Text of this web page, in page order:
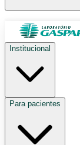
Institucional
Para pacientes